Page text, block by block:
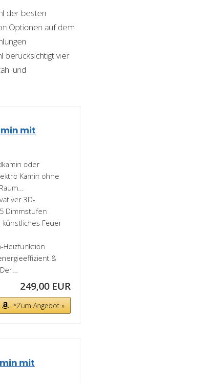
der besten
Optionen auf dem
berücksichtigt vier
und
mit
oder
Kamin ohne
3D-
Dimmstufen
künstliches Feuer
Heizfunktion
&
249,00 EUR
*Zum Angebot »
mit